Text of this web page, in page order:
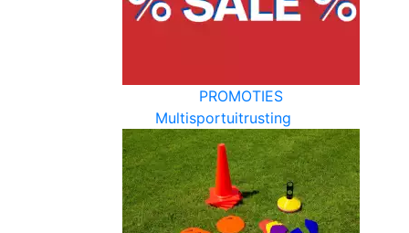
PROMOTIES
Multisportuitrusting